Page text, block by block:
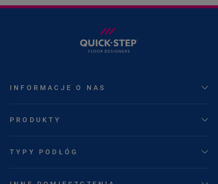
INFORMACJE O NAS
PRODUKTY
TYPY PODŁÓG